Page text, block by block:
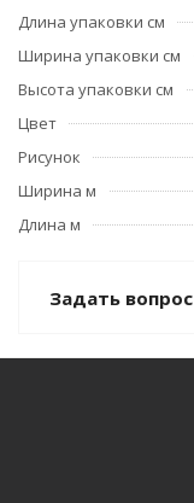
Длина упаковки см
Ширина упаковки см
Высота упаковки см
Цвет
Рисунок
Ширина м
Длина м
Задать вопрос